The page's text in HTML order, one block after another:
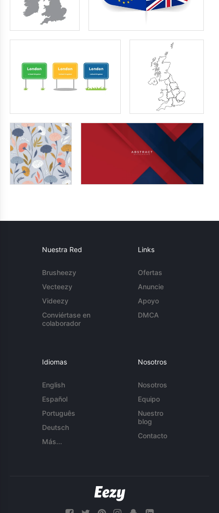
Nuestra Red
Brusheezy
Vecteezy
Videezy
Conviértase en
colaborador
Links
Ofertas
Anuncie
Apoyo
DMCA
Idiomas
English
Español
Português
Deutsch
Más...
Nosotros
Nosotros
Equipo
Nuestro
blog
Contacto